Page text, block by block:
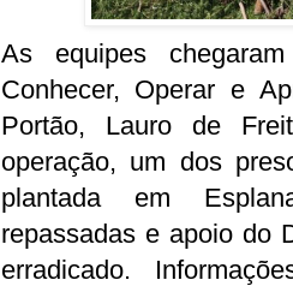
As equipes
Conhecer, Operar e
Portão, Lauro de
operação, um dos
plantada em
repassadas e apoio do
erradicado.